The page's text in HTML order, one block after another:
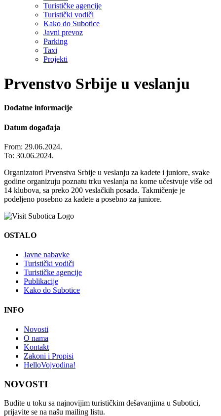
Turističke agencije
Turistički vodiči
Kako do Subotice
Javni prevoz
Parking
Taxi
Projekti
Prvenstvo Srbije u veslanju
Dodatne informacije
Datum događaja
From: 29.06.2024.
To: 30.06.2024.
Organizatori Prvenstva Srbije u veslanju za kadete i juniore, svake
godine organizuju poznatu trku veslanja na kome učestvuje više od
14 klubova, sa preko 200 veslačkih posada. Takmičenje je
podeljeno posebno za kadete a posebno za juniore.
OSTALO
Javne nabavke
Turistički vodiči
Turističke agencije
Publikacije
Kako do Subotice
INFO
Novosti
O nama
Kontakt
Zakoni i Propisi
HelloVojvodina!
NOVOSTI
Budite u toku sa najnovijim turističkim dešavanjima u Subotici,
prijavite se na našu mailing listu.